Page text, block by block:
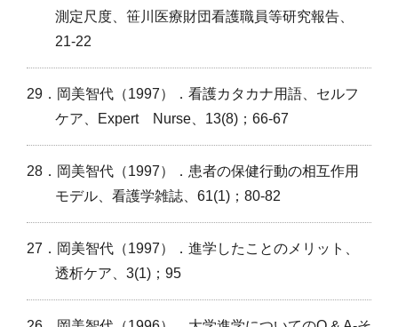
測定尺度、笹川医療財団看護職員等研究報告、
21-22
29．岡美智代（1997）．看護カタカナ用語、セルフ
ケア、Expert Nurse、13(8)；66-67
28．岡美智代（1997）．患者の保健行動の相互作用
モデル、看護学雑誌、61(1)；80-82
27．岡美智代（1997）．進学したことのメリット、
透析ケア、3(1)；95